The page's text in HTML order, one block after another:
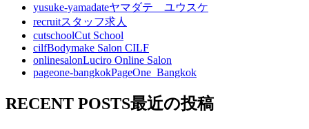
yusuke-yamadateヤマダテ ユウスケ
recruitスタッフ求人
cutschoolCut School
cilfBodymake Salon CILF
onlinesalonLuciro Online Salon
pageone-bangkokPageOne_Bangkok
RECENT POSTS最近の投稿